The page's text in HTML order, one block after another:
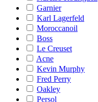
Garnier
Karl Lagerfeld
Moroccanoil
Boss
Le Creuset
Acne
Kevin Murphy
Fred Perry
Oakley
Persol